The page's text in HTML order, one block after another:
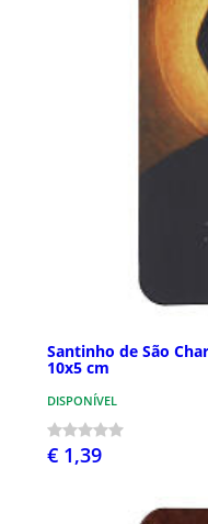
Santinho de São
10x5 cm
DISPONÍVEL
€ 1,39